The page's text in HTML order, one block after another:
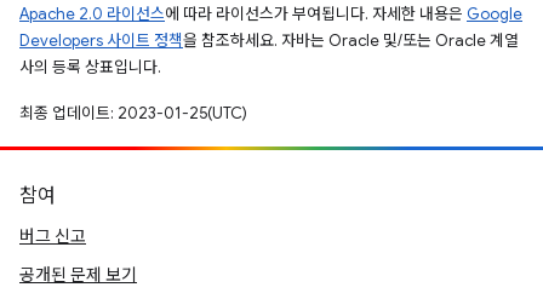
Apache 2.0 라이선스에 따라 라이선스가 부여됩니다. 자세한 내용은 Google
Developers 사이트 정책을 참조하세요. 자바는 Oracle 및/또는 Oracle 계열
사의 등록 상표입니다.
최종 업데이트: 2023-01-25(UTC)
참여
버그 신고
공개된 문제 보기